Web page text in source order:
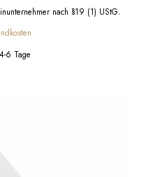
nach §19 (1) UStG.
4-6 Tage